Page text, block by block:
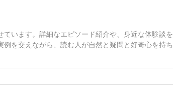
います。詳細なエピソード紹介や、身近な体験談を
を交えながら、読む人が自然と疑問と好奇心を持ち